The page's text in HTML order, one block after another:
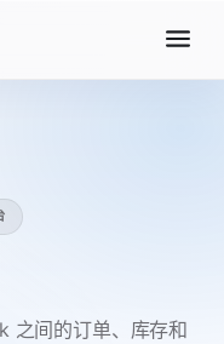
之间的订单、库存和